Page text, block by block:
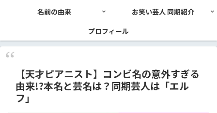
名前の由来
お笑い芸人 同期紹介
プロフィール
【天才ピアニスト】コンビ名の意外すぎる
由来!?本名と芸名は？同期芸人は「エル
フ」